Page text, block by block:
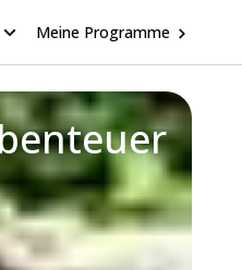
Meine Programme